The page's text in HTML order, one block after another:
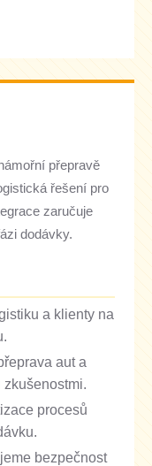
přepravě
řešení pro
zaručuje
dodávky.
a klienty na
aut a
procesů
bezpečnost